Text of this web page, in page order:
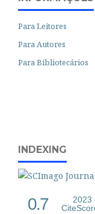
Para Leitores
Para Autores
Para Bibliotecários
INDEXING
0.7
2023